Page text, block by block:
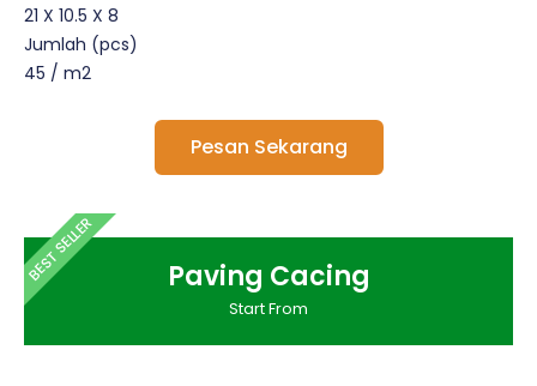
21 X 10.5 X 8
Jumlah (pcs)
45 / m2
Pesan Sekarang
BEST SELLER Paving Cacing
Start From